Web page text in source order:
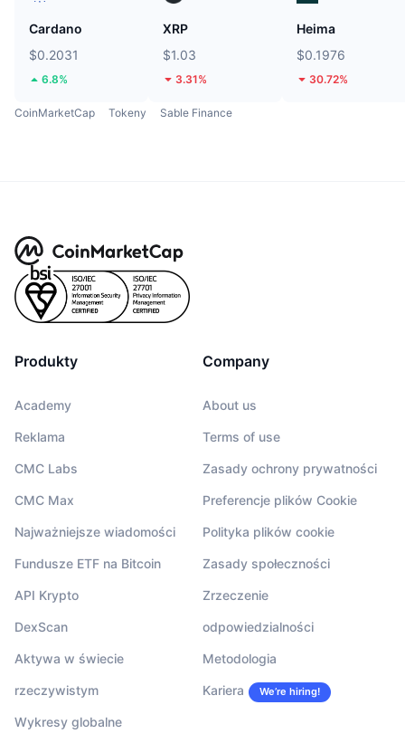
Cardano
$0.2031
6.8%
XRP
$1.03
3.31%
Heima
$0.1976
30.72%
CoinMarketCap Tokeny Sable Finance
Produkty
Academy
Reklama
CMC Labs
CMC Max
Najważniejsze wiadomości
Fundusze ETF na Bitcoin
API Krypto
DexScan
Aktywa w świecie
rzeczywistym
Wykresy globalne
Company
About us
Terms of use
Zasady ochrony prywatności
Preferencje plików Cookie
Polityka plików cookie
Zasady społeczności
Zrzeczenie
odpowiedzialności
Metodologia
Kariera We’re hiring!